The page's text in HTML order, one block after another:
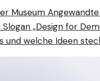
Museum
„Design for
und welche Ideen